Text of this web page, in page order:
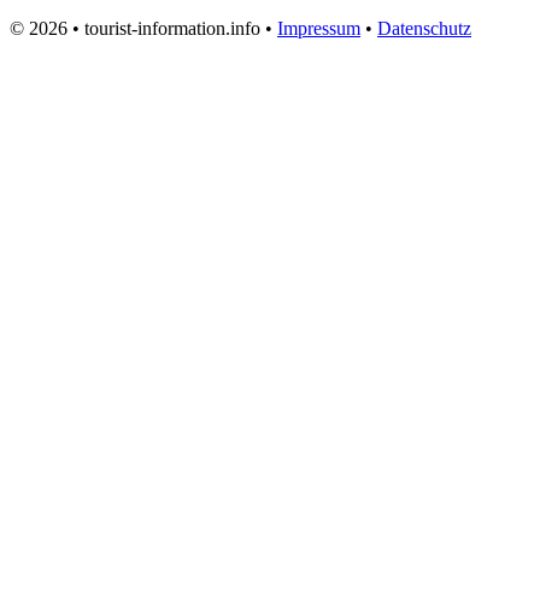
© 2026 • tourist-information.info • Impressum • Datenschutz